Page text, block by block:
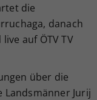
die
danach
auf ÖTV TV
über die
Landsmänner Jurij